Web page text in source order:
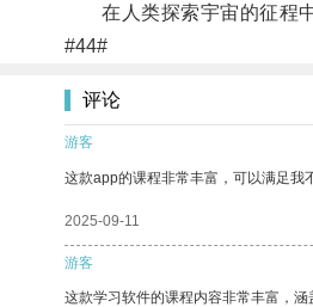
在人类探索宇宙的征程中
#44#
评论
游客
这款app的课程非常丰富，可以满足我
2025-09-11
游客
这款学习软件的课程内容非常丰富，